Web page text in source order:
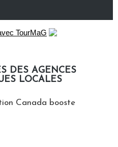
DES AGENCES
LOCALES
Canada booste